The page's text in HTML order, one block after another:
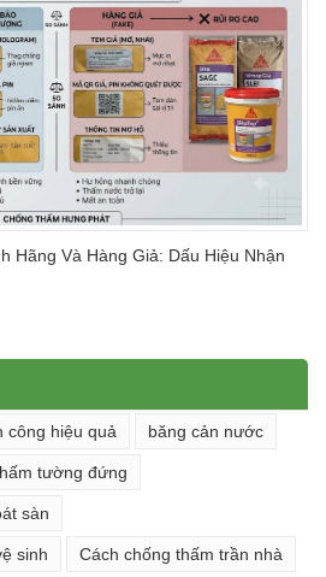
Hãng Và Hàng Giả: Dấu Hiệu Nhận
công hiệu quả băng cản nước
tường đứng
sàn
sinh Cách chống thấm trần nhà